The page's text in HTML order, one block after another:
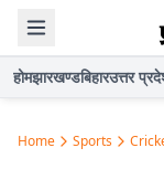
होमझारखण्डबिहारउत्तर
Home Sports